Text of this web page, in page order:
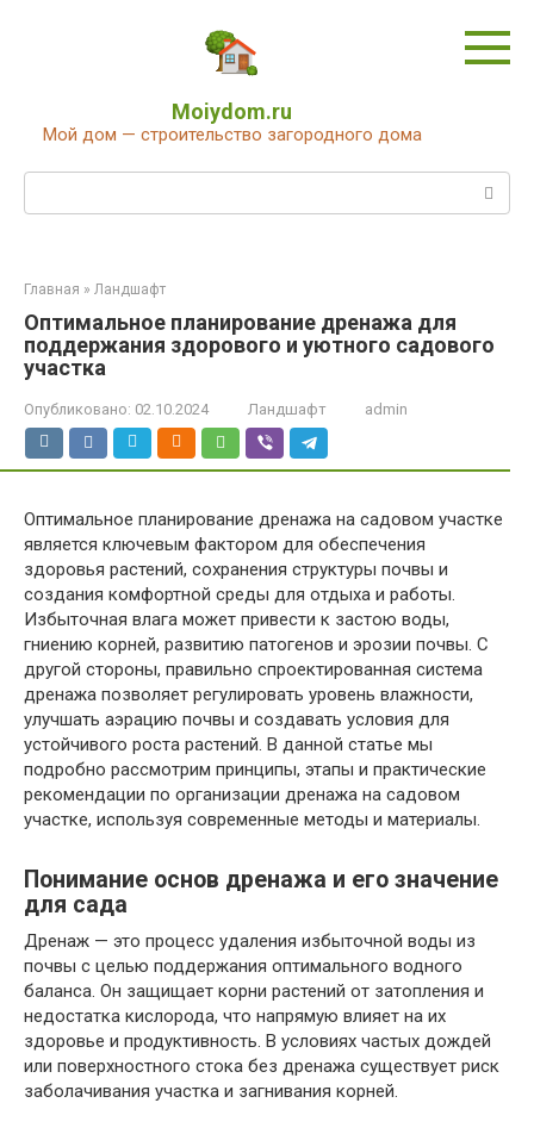
Moiydom.ru
Мой дом — строительство загородного дома
Главная » Ландшафт
Оптимальное планирование дренажа для
поддержания здорового и уютного садового
участка
Опубликовано: 02.10.2024 Ландшафт admin
Оптимальное планирование дренажа на садовом участке
является ключевым фактором для обеспечения
здоровья растений, сохранения структуры почвы и
создания комфортной среды для отдыха и работы.
Избыточная влага может привести к застою воды,
гниению корней, развитию патогенов и эрозии почвы. С
другой стороны, правильно спроектированная система
дренажа позволяет регулировать уровень влажности,
улучшать аэрацию почвы и создавать условия для
устойчивого роста растений. В данной статье мы
подробно рассмотрим принципы, этапы и практические
рекомендации по организации дренажа на садовом
участке, используя современные методы и материалы.
Понимание основ дренажа и его значение
для сада
Дренаж — это процесс удаления избыточной воды из
почвы с целью поддержания оптимального водного
баланса. Он защищает корни растений от затопления и
недостатка кислорода, что напрямую влияет на их
здоровье и продуктивность. В условиях частых дождей
или поверхностного стока без дренажа существует риск
заболачивания участка и загнивания корней.